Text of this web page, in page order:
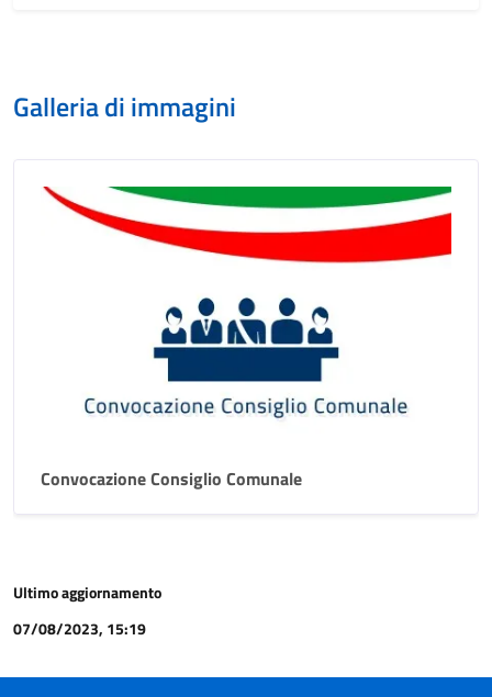
Galleria di immagini
Convocazione Consiglio Comunale
Ultimo aggiornamento
07/08/2023, 15:19